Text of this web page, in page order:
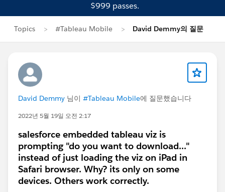
$999 passes.
Topics #Tableau Mobile David Demmy의 질문
David Demmy 님이 #Tableau Mobile에 질문했습니다
2022년 5월 19일 오전 2:17
salesforce embedded tableau viz is
prompting "do you want to download..."
instead of just loading the viz on iPad in
Safari browser. Why? its only on some
devices. Others work correctly.